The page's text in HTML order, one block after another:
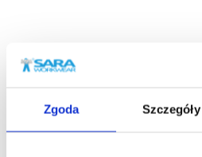
Zgoda Szczegóły
Podobne